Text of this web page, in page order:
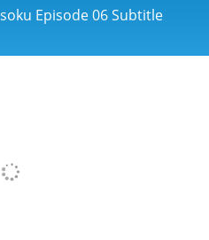
Episode 06 Subtitle